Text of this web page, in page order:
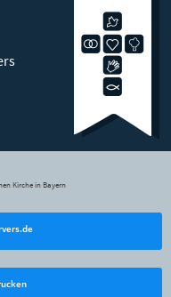
Kirche in Bayern